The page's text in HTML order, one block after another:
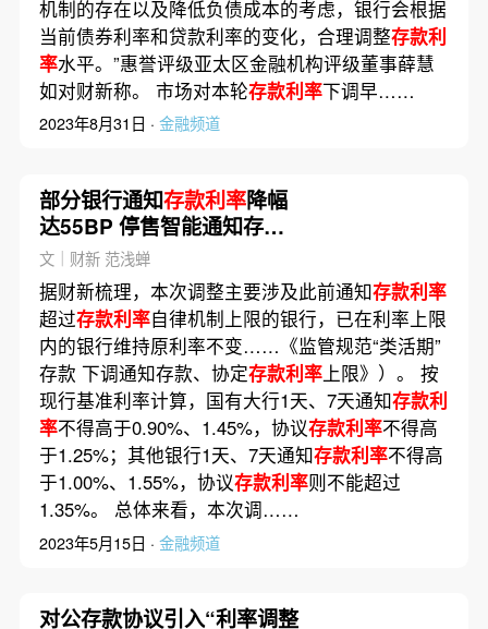
机制的存在以及降低负债成本的考虑，银行会根据
当前债券利率和贷款利率的变化，合理调整存款利
率水平。”惠誉评级亚太区金融机构评级董事薛慧
如对财新称。 市场对本轮存款利率下调早……
2023年8月31日 · 金融频道
部分银行通知存款利率降幅
达55BP 停售智能通知存款
产品
文｜财新 范浅蝉
据财新梳理，本次调整主要涉及此前通知存款利率
超过存款利率自律机制上限的银行，已在利率上限
内的银行维持原利率不变……《监管规范“类活期”
存款 下调通知存款、协定存款利率上限》）。 按
现行基准利率计算，国有大行1天、7天通知存款利
率不得高于0.90%、1.45%，协议存款利率不得高
于1.25%；其他银行1天、7天通知存款利率不得高
于1.00%、1.55%，协议存款利率则不能超过
1.35%。 总体来看，本次调……
2023年5月15日 · 金融频道
对公存款协议引入“利率调整